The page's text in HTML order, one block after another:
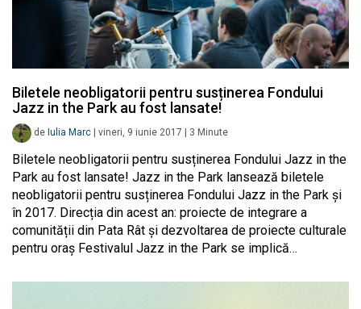
Biletele neobligatorii pentru susținerea Fondului
Jazz in the Park au fost lansate!
de Iulia Marc vineri, 9 iunie 2017 3 Minute
Biletele neobligatorii pentru susținerea Fondului Jazz in the
Park au fost lansate! Jazz in the Park lansează biletele
neobligatorii pentru susținerea Fondului Jazz in the Park și
în 2017. Direcția din acest an: proiecte de integrare a
comunității din Pata Rât și dezvoltarea de proiecte culturale
pentru oraș Festivalul Jazz in the Park se implică…